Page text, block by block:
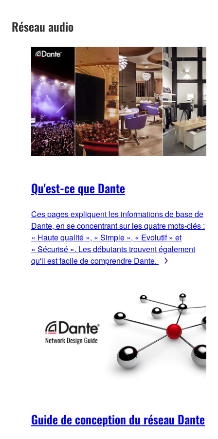
Réseau audio
Qu'est-ce que Dante
Ces pages expliquent les informations de base de
Dante, en se concentrant sur les quatre mots-clés :
« Haute qualité », « Simple », « Evolutif » et
« Sécurisé ». Les débutants trouvent également
qu'il est facile de comprendre Dante.
Guide de conception du réseau Dante